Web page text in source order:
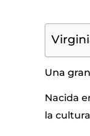
Una
Nacida
la